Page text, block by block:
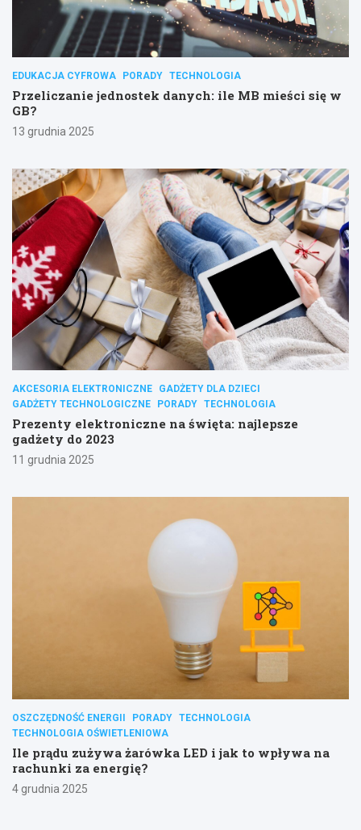
EDUKACJA CYFROWA PORADY TECHNOLOGIA
Przeliczanie jednostek danych: ile MB mieści się w
GB?
13 grudnia 2025
AKCESORIA ELEKTRONICZNE
GADŻETY DLA DZIECI
GADŻETY TECHNOLOGICZNE
PORADY TECHNOLOGIA
Prezenty elektroniczne na święta: najlepsze
gadżety do 2023
11 grudnia 2025
OSZCZĘDNOŚĆ ENERGII PORADY TECHNOLOGIA
TECHNOLOGIA OŚWIETLENIOWA
Ile prądu zużywa żarówka LED i jak to wpływa na
rachunki za energię?
4 grudnia 2025